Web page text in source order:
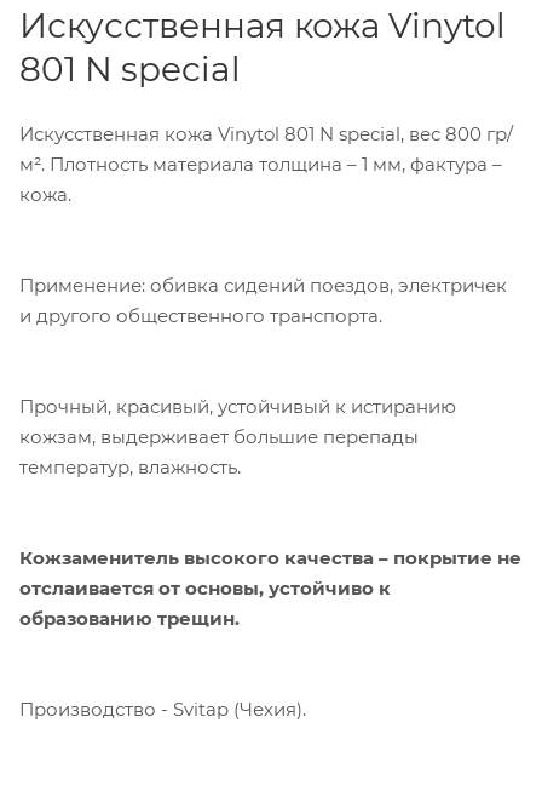
Искусственная кожа Vinytol
801 N special
Искусственная кожа Vinytol 801 N special, вес 800 гр/
м². Плотность материала толщина – 1 мм, фактура –
кожа.
Применение: обивка сидений поездов, электричек
и другого общественного транспорта.
Прочный, красивый, устойчивый к истиранию
кожзам, выдерживает большие перепады
температур, влажность.
Кожзаменитель высокого качества – покрытие не
отслаивается от основы, устойчиво к
образованию трещин.
Производство - Svitap (Чехия).